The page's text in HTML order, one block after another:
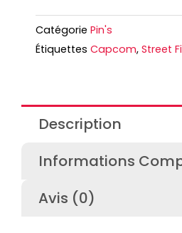
Catégorie Pin's
Étiquettes Capcom, Street
Description
Informations
Avis (0)